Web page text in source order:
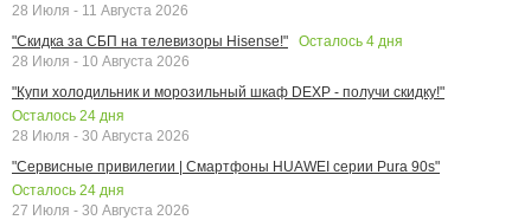
28 Июля - 11 Августа 2026
"Скидка за СБП на телевизоры Hisense!"
Осталось 4 дня
28 Июля - 10 Августа 2026
"Купи холодильник и морозильный шкаф DEXP - получи скидку!"
Осталось 24 дня
28 Июля - 30 Августа 2026
"Сервисные привилегии | Смартфоны HUAWEI серии Pura 90s"
Осталось 24 дня
27 Июля - 30 Августа 2026